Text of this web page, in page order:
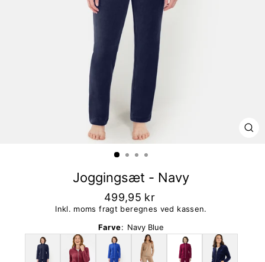
Joggingsæt - Navy
499,95 kr
Inkl. moms fragt beregnes ved kassen.
Farve: Navy Blue